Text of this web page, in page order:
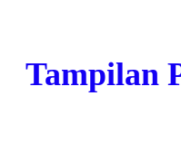
Tampilan